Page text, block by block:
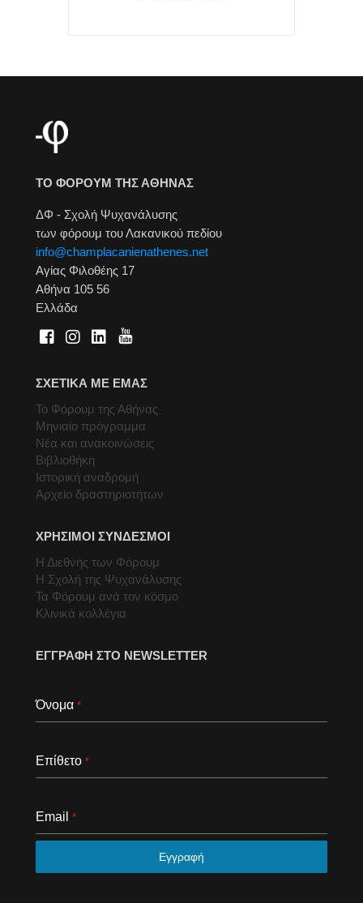
ΤΟ ΦΟΡΟΥΜ ΤΗΣ ΑΘΗΝΑΣ
ΔΦ - Σχολή Ψυχανάλυσης
των φόρουμ του Λακανικού πεδίου
info@champlacanienathenes.net
Αγίας Φιλοθέης 17
Αθήνα 105 56
Ελλάδα
ΣΧΕΤΙΚΑ ΜΕ ΕΜΑΣ
Το Φόρουμ της Αθήνας
Μηνιαίο πρόγραμμα
Νέα και ανακοινώσεις
Βιβλιοθήκη
Ιστορική αναδρομή
Αρχείο δραστηριοτήτων
ΧΡΗΣΙΜΟΙ ΣΥΝΔΕΣΜΟΙ
Η Διεθνής των Φόρουμ
Η Σχολή της Ψυχανάλυσης
Τα Φόρουμ ανά τον κόσμο
Κλινικά κολλέγια
ΕΓΓΡΑΦΗ ΣΤΟ NEWSLETTER
Όνομα *
Επίθετο *
Email *
Εγγραφή